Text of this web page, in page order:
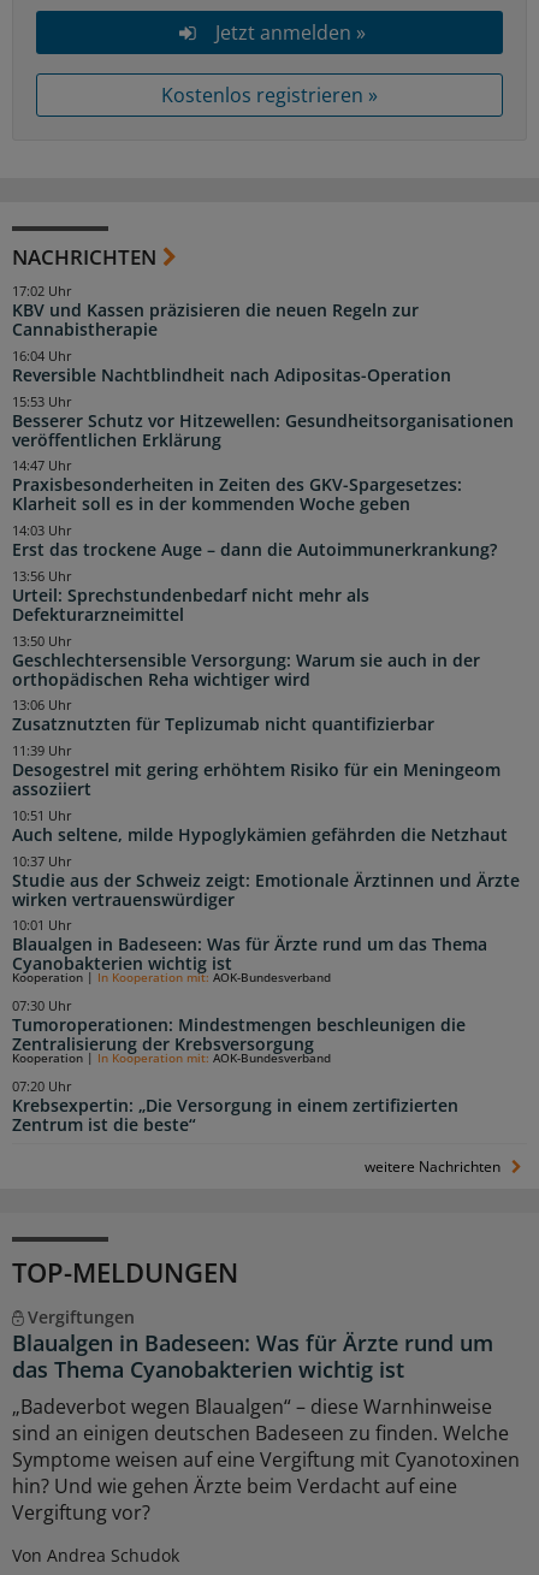
Jetzt anmelden »
Kostenlos registrieren »
NACHRICHTEN
KBV und Kassen präzisieren die neuen Regeln zur
Cannabistherapie
17:02 Uhr
Reversible Nachtblindheit nach Adipositas-Operation
16:04 Uhr
Besserer Schutz vor Hitzewellen: Gesundheitsorganisationen
veröffentlichen Erklärung
15:53 Uhr
Praxisbesonderheiten in Zeiten des GKV-Spargesetzes:
Klarheit soll es in der kommenden Woche geben
14:47 Uhr
Erst das trockene Auge – dann die Autoimmunerkrankung?
14:03 Uhr
Urteil: Sprechstundenbedarf nicht mehr als
Defekturarzneimittel
13:56 Uhr
Geschlechtersensible Versorgung: Warum sie auch in der
orthopädischen Reha wichtiger wird
13:50 Uhr
Zusatznutzten für Teplizumab nicht quantifizierbar
13:06 Uhr
Desogestrel mit gering erhöhtem Risiko für ein Meningeom
assoziiert
11:39 Uhr
Auch seltene, milde Hypoglykämien gefährden die Netzhaut
10:51 Uhr
Studie aus der Schweiz zeigt: Emotionale Ärztinnen und Ärzte
wirken vertrauenswürdiger
10:37 Uhr
Blaualgen in Badeseen: Was für Ärzte rund um das Thema
Cyanobakterien wichtig ist
10:01 Uhr
Tumoroperationen: Mindestmengen beschleunigen die
Zentralisierung der Krebsversorgung
Kooperation In Kooperation mit: AOK-Bundesverband
07:30 Uhr
Krebsexpertin: „Die Versorgung in einem zertifizierten
Zentrum ist die beste“
Kooperation | In Kooperation mit: AOK-Bundesverband
07:20 Uhr
weitere Nachrichten
TOP-MELDUNGEN
Vergiftungen
Blaualgen in Badeseen: Was für Ärzte rund um
das Thema Cyanobakterien wichtig ist
„Badeverbot wegen Blaualgen“ – diese Warnhinweise
sind an einigen deutschen Badeseen zu finden. Welche
Symptome weisen auf eine Vergiftung mit Cyanotoxinen
hin? Und wie gehen Ärzte beim Verdacht auf eine
Vergiftung vor?
Von Andrea Schudok